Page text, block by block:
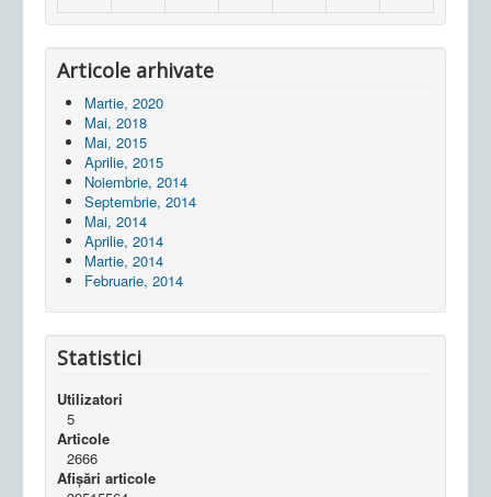
Articole arhivate
Martie, 2020
Mai, 2018
Mai, 2015
Aprilie, 2015
Noiembrie, 2014
Septembrie, 2014
Mai, 2014
Aprilie, 2014
Martie, 2014
Februarie, 2014
Statistici
Utilizatori
5
Articole
2666
Afișări articole